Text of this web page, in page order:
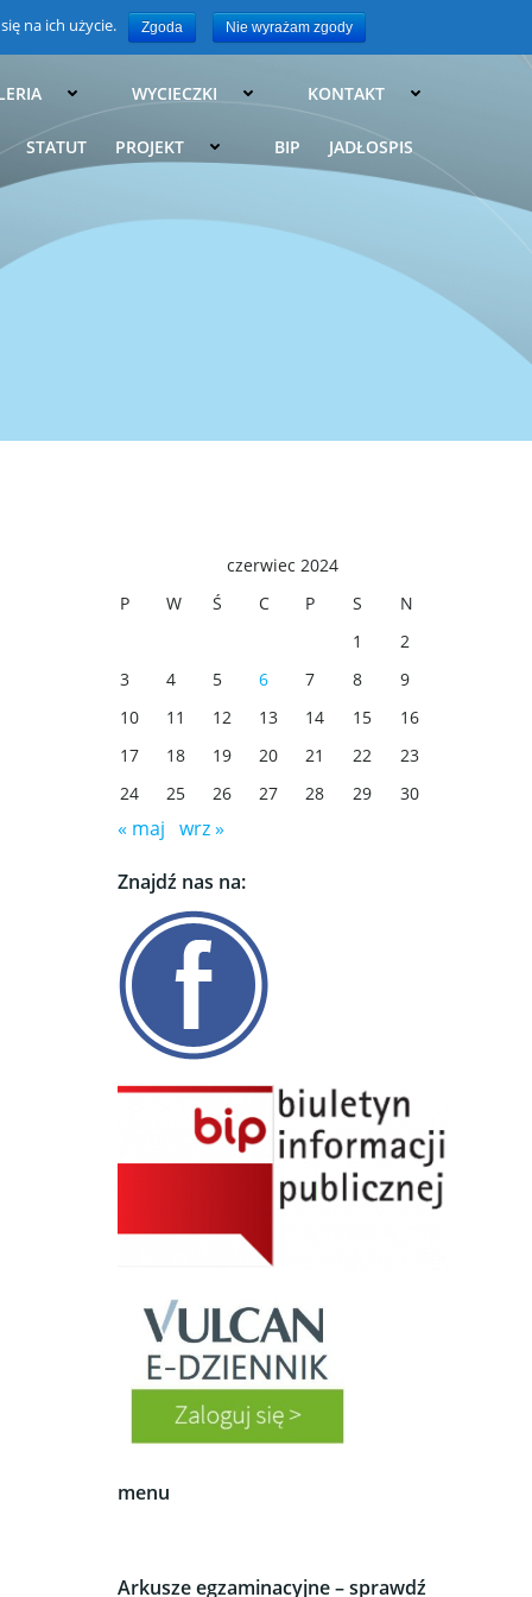
w Brzezówce
WYCIECZKI KONTAKT
STATUT PROJEKT BIP JADŁOSPIS
czerwiec 2024
P
W Ś C P S
N
1
2
3
4 5 6 7 8
9
10
11 12 13 14 15
16
17
18 19 20 21 22
23
24
25 26 27 28 29 30
« maj wrz »
Znajdź nas na:
menu
Arkusze egzaminacyjne – sprawdź
na ich użycie. Zgoda Nie wyrażam zgody